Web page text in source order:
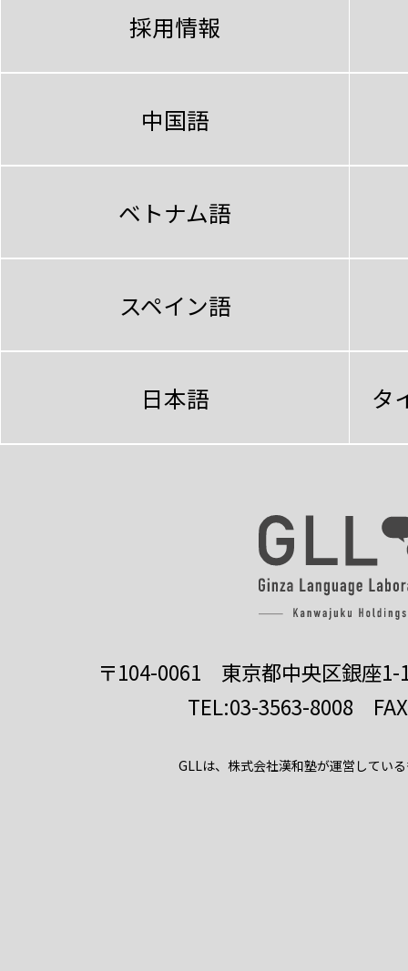
採用情報
中国語
ベトナム語
スペイン語
日本語 タ
〒104-0061 東京都中央区銀座1-
TEL:03-3563-8008
GLLは、株式会社漢和塾が運営してい